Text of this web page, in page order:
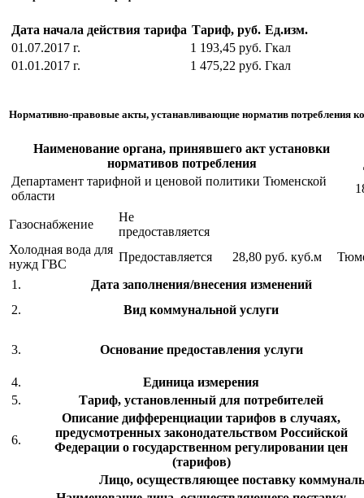
Дата начала действия тарифа Тариф, руб. Ед.изм.
01.07.2017 г.
1 193,45 руб. Гкал
01.01.2017 г.
1 475,22 руб. Гкал
Нормативно-правовые акты, устанавливающие норматив потребления
Наименование органа, принявшего акт установки
нормативов потребления
Департамент тарифной и ценовой политики Тюменской
области
Газоснабжение
Не
предоставляется
Холодная вода для
нужд ГВС
Предоставляется 28,80 руб. куб.м
1.
Дата заполнения/внесения изменений
2.
Вид коммунальной услуги
3. Основание предоставления услуги
4.
Единица измерения
5.
Тариф, установленный для потребителей
6.
Описание дифференциации тарифов в случаях,
предусмотренных законодательством Российской
Федерации о государственном регулировании цен
(тарифов)
Лицо, осуществляющее поставку